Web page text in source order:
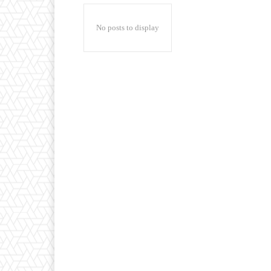
No posts to display